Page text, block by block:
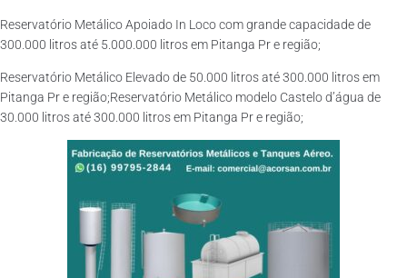
Reservatório Metálico Apoiado In Loco com grande capacidade de
300.000 litros até 5.000.000 litros em Pitanga Pr e região;
Reservatório Metálico Elevado de 50.000 litros até 300.000 litros em
Pitanga Pr e região;Reservatório Metálico modelo Castelo d’água de
30.000 litros até 300.000 litros em Pitanga Pr e região;